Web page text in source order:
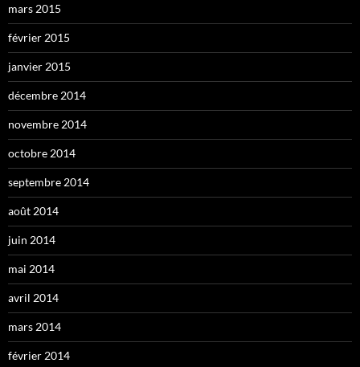
mars 2015
février 2015
janvier 2015
décembre 2014
novembre 2014
octobre 2014
septembre 2014
août 2014
juin 2014
mai 2014
avril 2014
mars 2014
février 2014